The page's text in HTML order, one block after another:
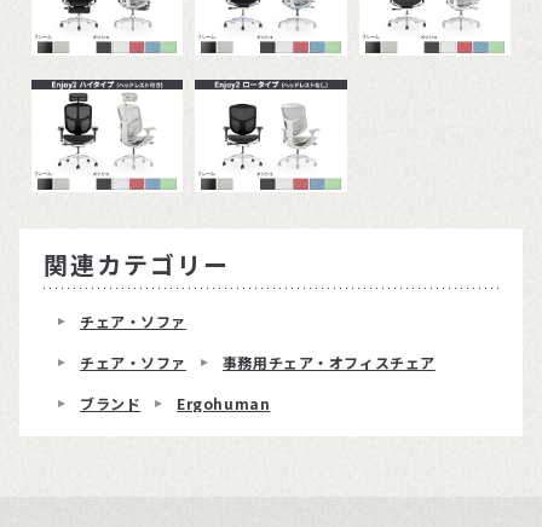
関連カテゴリー
チェア・ソファ
チェア・ソファ
事務用チェア・オフィスチェア
ブランド
Ergohuman